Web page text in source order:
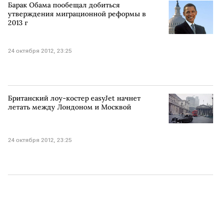
Барак Обама пообещал добиться
утверждения миграционной реформы в
2013 г
24 октября 2012, 23:25
Британский лоу-костер easyJet начнет
летать между Лондоном и Москвой
24 октября 2012, 23:25